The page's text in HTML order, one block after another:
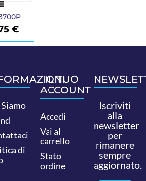
€
di
IL TUO
ACCOUNT
Accedi
Vai al
carrello
Stato
ordine
Iscriviti
alla
newsletter
per
rimanere
sempre
aggiornato.